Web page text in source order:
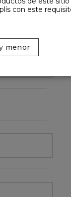
con este